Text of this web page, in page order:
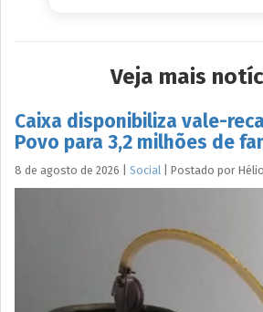
Veja mais
Caixa disponibiliza vale-
Povo para 3,2 milhões de
8 de agosto de 2026 Social Postado por Hélio